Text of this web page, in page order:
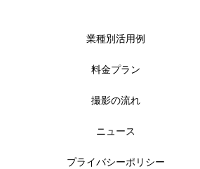
業種別活用例
料金プラン
撮影の流れ
ニュース
プライバシーポリシー